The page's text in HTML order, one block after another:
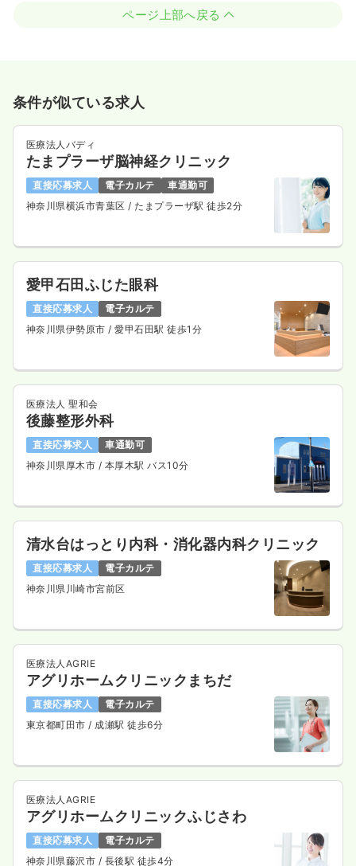
ページ上部へ戻る
条件が似ている求人
医療法人バディ
たまプラーザ脳神経クリニック
直接応募求人 電子カルテ
車通勤可
神奈川県横浜市青葉区/ たまプラーザ駅 徒歩2分
愛甲石田ふじた眼科
直接応募求人
電子カルテ
神奈川県伊勢原市/ 愛甲石田駅 徒歩1分
医療法人 聖和会
後藤整形外科
直接応募求人
車通勤可
神奈川県厚木市 / 本厚木駅 バス10分
清水台はっとり内科・消化器内科クリニック
直接応募求人
電子カルテ
神奈川県川崎市宮前区
医療法人AGRIE
アグリホームクリニックまちだ
直接応募求人
電子カルテ
東京都町田市/ 成瀬駅 徒歩6分
医療法人AGRIE
アグリホームクリニックふじさわ
直接応募求人
電子カルテ
神奈川県藤沢市 / 長後駅 徒歩4分